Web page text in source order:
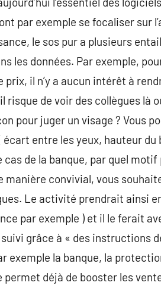
par exemple se focaliser sur
le sos pur a plusieurs
les données. Par exemple,
prix, il n’y a aucun intérêt à
risque de voir des collègues là
pour juger un visage ? Vous
écart entre les yeux, hauteur
de la banque, par quel
manière convivial, vous
Le activité prendrait ainsi
par exemple ) et il le ferait
grâce à « des instructions
exemple la banque, la
permet déjà de booster les